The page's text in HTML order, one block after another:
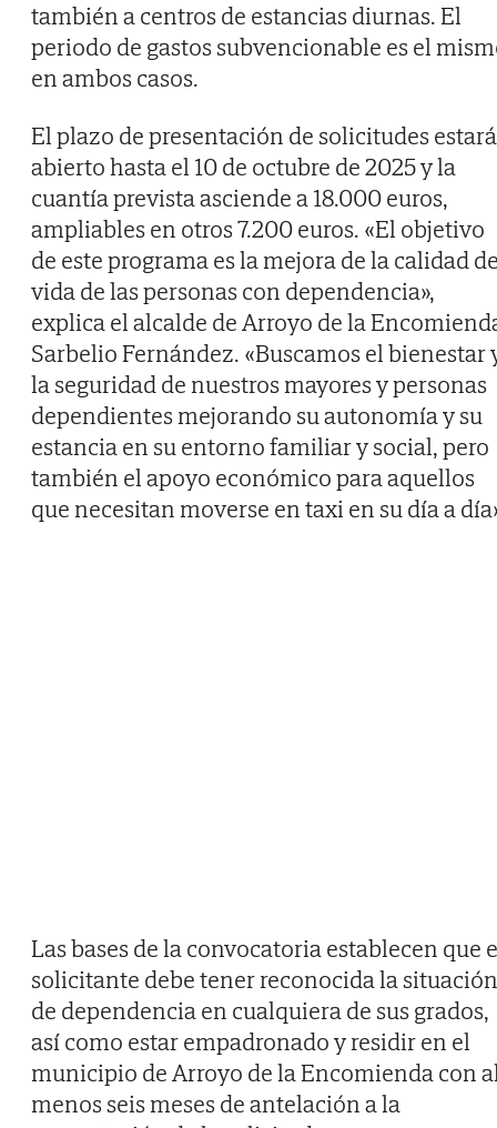
también a centros de estancias diurnas. El
periodo de gastos subvencionable es el
en ambos casos.
El plazo de presentación de solicitudes estará
abierto hasta el 10 de octubre de 2025 y la
cuantía prevista asciende a 18.000 euros,
ampliables en otros 7.200 euros. «El objetivo
de este programa es la mejora de la calidad
vida de las personas con dependencia»,
explica el alcalde de Arroyo de la
Sarbelio Fernández. «Buscamos el bienestar
la seguridad de nuestros mayores y personas
dependientes mejorando su autonomía y su
estancia en su entorno familiar y social, pero
también el apoyo económico para aquellos
que necesitan moverse en taxi en su día a
Las bases de la convocatoria establecen que
solicitante debe tener reconocida la situación
de dependencia en cualquiera de sus grados,
así como estar empadronado y residir en el
municipio de Arroyo de la Encomienda con
menos seis meses de antelación a la